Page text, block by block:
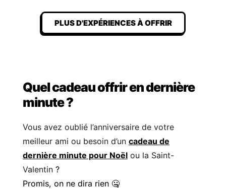
PLUS D'EXPÉRIENCES À OFFRIR
Quel cadeau offrir en dernière
minute ?
Vous avez oublié l’anniversaire de votre
meilleur ami ou besoin d’un cadeau de
dernière minute pour Noël ou la Saint-
Valentin ?
Promis, on ne dira rien 🤐